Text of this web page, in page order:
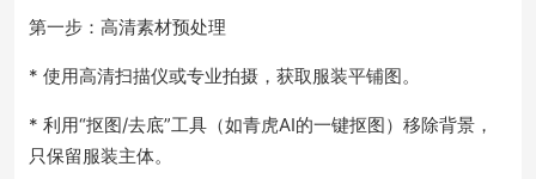
第一步：高清素材预处理
* 使用高清扫描仪或专业拍摄，获取服装平铺图。
* 利用“抠图/去底”工具（如青虎AI的一键抠图）移除背景，
只保留服装主体。